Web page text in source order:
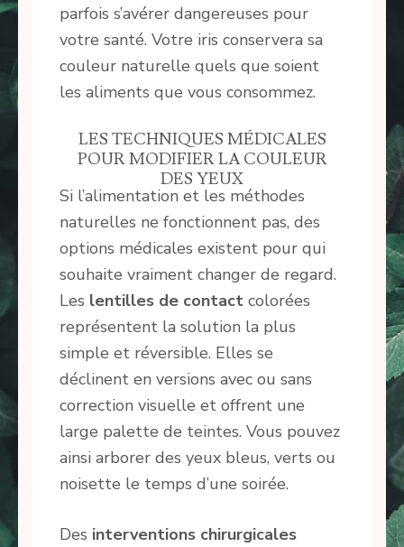
parfois s’avérer dangereuses pour
votre santé. Votre iris conservera sa
couleur naturelle quels que soient
les aliments que vous consommez.
LES TECHNIQUES MÉDICALES
POUR MODIFIER LA COULEUR
DES YEUX
Si l’alimentation et les méthodes
naturelles ne fonctionnent pas, des
options médicales existent pour qui
souhaite vraiment changer de regard.
Les lentilles de contact colorées
représentent la solution la plus
simple et réversible. Elles se
déclinent en versions avec ou sans
correction visuelle et offrent une
large palette de teintes. Vous pouvez
ainsi arborer des yeux bleus, verts ou
noisette le temps d’une soirée.
Des interventions chirurgicales